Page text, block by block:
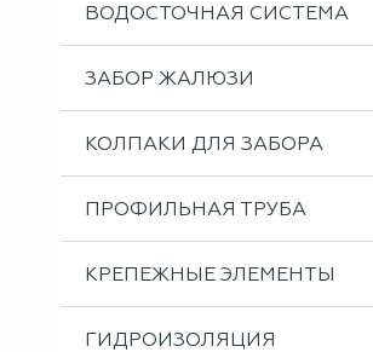
ВОДОСТОЧНАЯ СИСТЕМА
ЗАБОР ЖАЛЮЗИ
КОЛПАКИ ДЛЯ ЗАБОРА
ПРОФИЛЬНАЯ ТРУБА
КРЕПЕЖНЫЕ ЭЛЕМЕНТЫ
ГИДРОИЗОЛЯЦИЯ